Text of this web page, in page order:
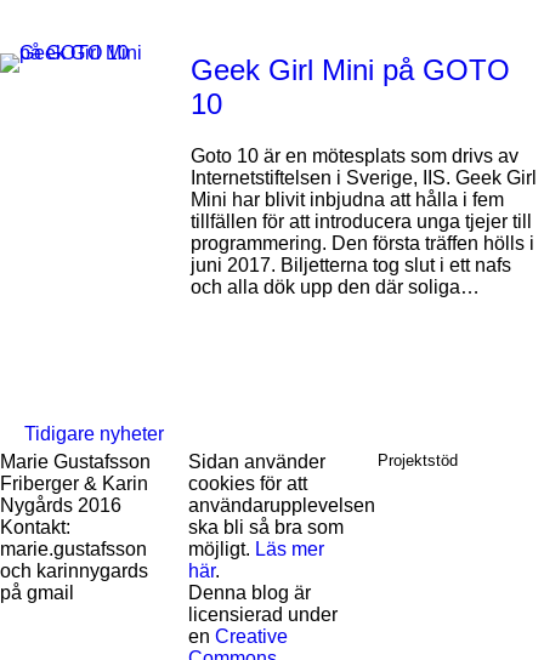
Geek Girl Mini på GOTO
10
Goto 10 är en mötesplats som drivs av
Internetstiftelsen i Sverige, IIS. Geek Girl
Mini har blivit inbjudna att hålla i fem
tillfällen för att introducera unga tjejer till
programmering. Den första träffen hölls i
juni 2017. Biljetterna tog slut i ett nafs
och alla dök upp den där soliga…
Tidigare nyheter
Marie Gustafsson
Friberger & Karin
Nygårds 2016
Kontakt:
marie.gustafsson
och karinnygards
på gmail
Sidan använder
cookies för att
användarupplevelsen
ska bli så bra som
möjligt. Läs mer
här.
Denna blog är
licensierad under
enCreative
Projektstöd